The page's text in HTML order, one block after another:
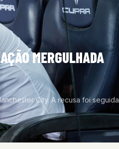
MERGULHADA
City. A recusa foi seguida